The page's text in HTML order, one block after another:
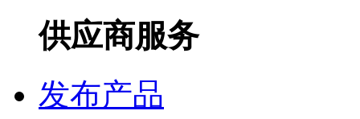
供应商服务
发布产品